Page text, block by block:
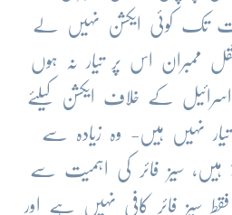
تک کوئی ایکشن نہیں لے
ممبران اس پر تیار نہ ہوں
کے خلاف ایکشن کیلئے
تیار نہیں ہیں- وہ زیادہ سے
ہیں، سیز فائر کی اہمیت سے
فقط سیز فائر کافی نہیں ہے اور